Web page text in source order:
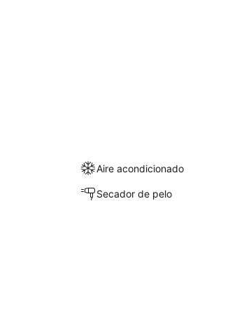
Aire acondicionado
Secador de pelo